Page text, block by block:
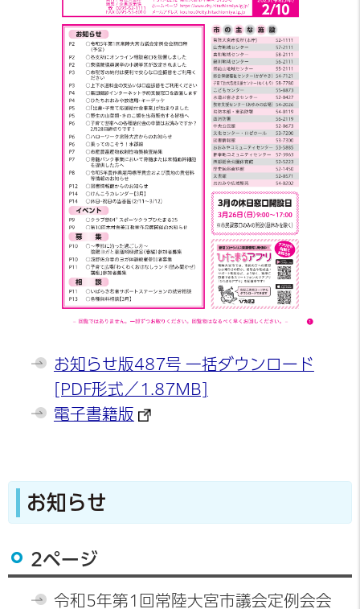
お知らせ版487号 一括ダウンロード
[PDF形式／1.87MB]
電子書籍版
お知らせ
2ページ
令和5年第1回常陸大宮市議会定例会会